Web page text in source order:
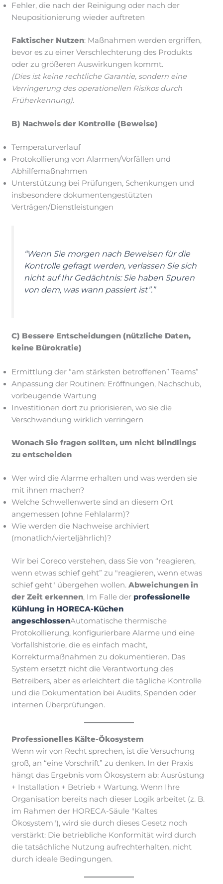
Fehler, die nach der Reinigung oder nach der
Neupositionierung wieder auftreten
Faktischer Nutzen: Maßnahmen werden ergriffen,
bevor es zu einer Verschlechterung des Produkts
oder zu größeren Auswirkungen kommt.
(Dies ist keine rechtliche Garantie, sondern eine
Verringerung des operationellen Risikos durch
Früherkennung).
B) Nachweis der Kontrolle (Beweise)
Temperaturverlauf
Protokollierung von Alarmen/Vorfällen und
Abhilfemaßnahmen
Unterstützung bei Prüfungen, Schenkungen und
insbesondere dokumentengestützten
Verträgen/Dienstleistungen
“Wenn Sie morgen nach Beweisen für die
Kontrolle gefragt werden, verlassen Sie sich
nicht auf Ihr Gedächtnis: Sie haben Spuren
von dem, was wann passiert ist”.”
C) Bessere Entscheidungen (nützliche Daten,
keine Bürokratie)
Ermittlung der “am stärksten betroffenen” Teams”
Anpassung der Routinen: Eröffnungen, Nachschub,
vorbeugende Wartung
Investitionen dort zu priorisieren, wo sie die
Verschwendung wirklich verringern
Wonach Sie fragen sollten, um nicht blindlings
zu entscheiden
Wer wird die Alarme erhalten und was werden sie
mit ihnen machen?
Welche Schwellenwerte sind an diesem Ort
angemessen (ohne Fehlalarm)?
Wie werden die Nachweise archiviert
(monatlich/vierteljährlich)?
Wir bei Coreco verstehen, dass Sie von “reagieren,
wenn etwas schief geht” zu "reagieren, wenn etwas
schief geht" übergehen wollen. Abweichungen in
der Zeit erkennen, Im Falle der professionelle
Kühlung in HORECA-Küchen
angeschlossenAutomatische thermische
Protokollierung, konfigurierbare Alarme und eine
Vorfallshistorie, die es einfach macht,
Korrekturmaßnahmen zu dokumentieren. Das
System ersetzt nicht die Verantwortung des
Betreibers, aber es erleichtert die tägliche Kontrolle
und die Dokumentation bei Audits, Spenden oder
internen Überprüfungen.
Professionelles Kälte-Ökosystem
Wenn wir von Recht sprechen, ist die Versuchung
groß, an “eine Vorschrift” zu denken. In der Praxis
hängt das Ergebnis vom Ökosystem ab: Ausrüstung
+ Installation + Betrieb + Wartung. Wenn Ihre
Organisation bereits nach dieser Logik arbeitet (z. B.
im Rahmen der HORECA-Säule "Kaltes
Ökosystem"), wird sie durch dieses Gesetz noch
verstärkt: Die betriebliche Konformität wird durch
die tatsächliche Nutzung aufrechterhalten, nicht
durch ideale Bedingungen.